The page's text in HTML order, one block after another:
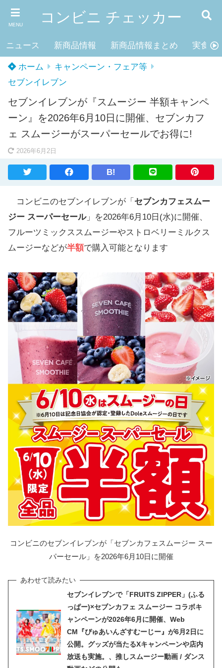
MENU コンビニ チェッカー
ニュース 新商品情報 新商品情報まとめ 実食レ
ホーム
キャンペーン・フェア等
セブンイレブン
セブンイレブンが『スムージー 半額キャンペ
ーン』を2026年6月10日に開催、セブンカフ
ェ スムージーがスーパーセールでお得に!
2026年6月2日
B!
コンビニのセブンイレブンが「 セブンカフェスムー
ジー スーパーセール」を2026年6月10日(水)に開催、
フルーツミックススムージーやストロベリーミルクス
ムージーなどが半額で購入可能となります
コンビニのセブンイレブンが「セブンカフェスムージー スー
パーセール」を2026年6月10日に開催
セブンイレブンで「FRUITS ZIPPER」(ふる
っぱー)×セブンカフェ スムージー コラボキ
ャンペーンが2026年6月に開催、Web
CM『ぴゅあいんざすむーじー』が6月2日に
公開。グッズが当たるXキャンペーンや店内
放送も実施。、推しスムージー動画 / ダンス